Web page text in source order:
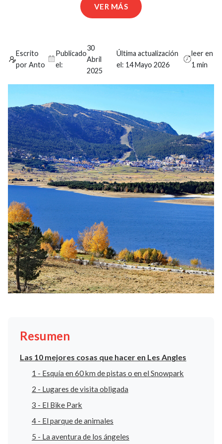
VER MÁS
Escrito
por Anto
Publicado
el:
30
Abril
2025
Última actualización
el: 14 Mayo 2026
leer en
1 min
Resumen
Las 10 mejores cosas que hacer en Les Angles
1 - Esquía en 60 km de pistas o en el Snowpark
2 - Lugares de visita obligada
3 - El Bike Park
4 - El parque de animales
5 - La aventura de los ángeles